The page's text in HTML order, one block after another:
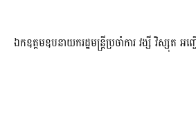
ឯកឧត្តមឧបនាយករដ្ឋមន្រ្តីប្រចាំការ វង្សី វិស្សុត អ